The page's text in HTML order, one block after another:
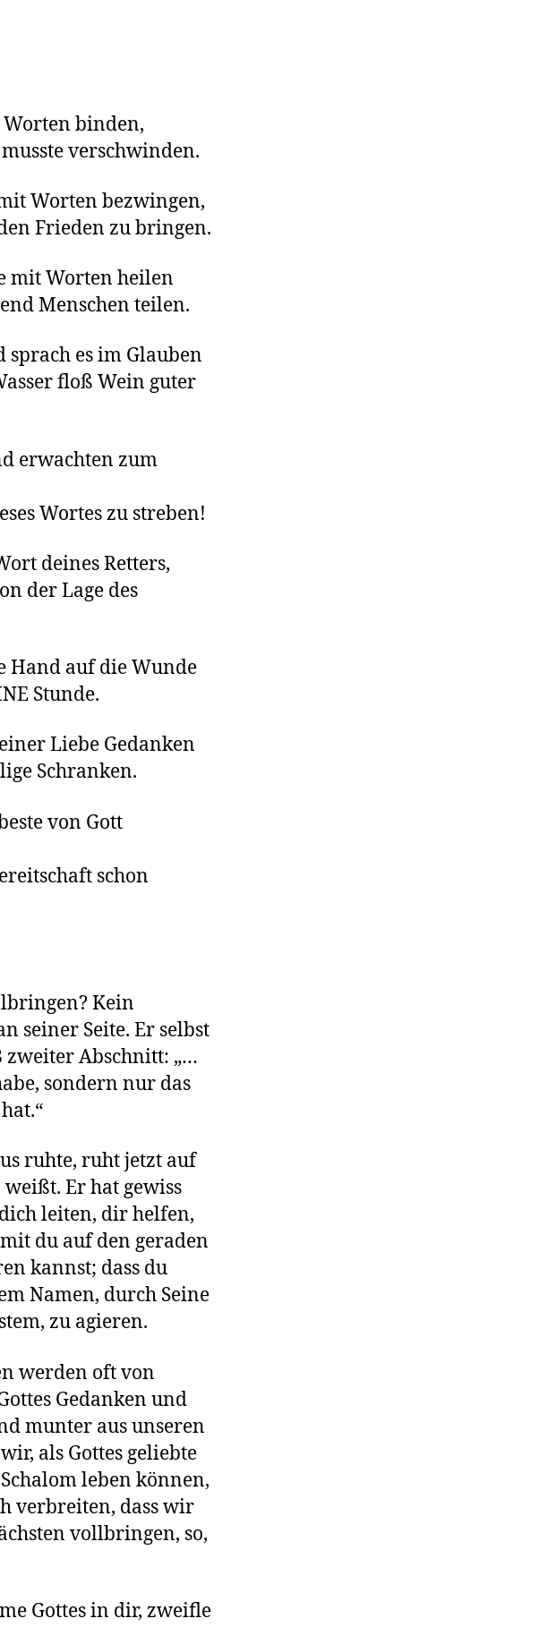
Worten binden,
verschwinden.
Worten bezwingen,
Frieden zu bringen.
mit Worten heilen
Menschen teilen.
es im Glauben
floß Wein guter
erwachten zum
Wortes zu streben!
deines Retters,
der Lage des
Hand auf die Wunde
Stunde.
Liebe Gedanken
Schranken.
von Gott
schon
Kein
seiner Seite. Er selbst
zweiter Abschnitt: „…
sondern nur das
ruhte, ruht jetzt auf
Er hat gewiss
leiten, dir helfen,
du auf den geraden
kannst; dass du
Namen, durch Seine
zu agieren.
werden oft von
Gedanken und
munter aus unseren
als Gottes geliebte
leben können,
verbreiten, dass wir
vollbringen, so,
Gottes in dir, zweifle